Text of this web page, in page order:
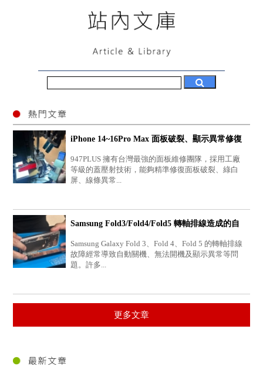
iPhone 14~16Pro Max 面板破裂、顯示異常修復
｜工廠...
947PLUS 擁有台灣最強的面板維修團隊，採用工廠
等級的蓋壓射技術，能夠精準修復面板破裂、綠白
屏、線條異常...
Samsung Fold3/Fold4/Fold5 轉軸排線造成的自
動關機...
Samsung Galaxy Fold 3、Fold 4、Fold 5 的轉軸排線
故障經常導致自動關機、無法開機及顯示異常等問
題。許多...
更多文章